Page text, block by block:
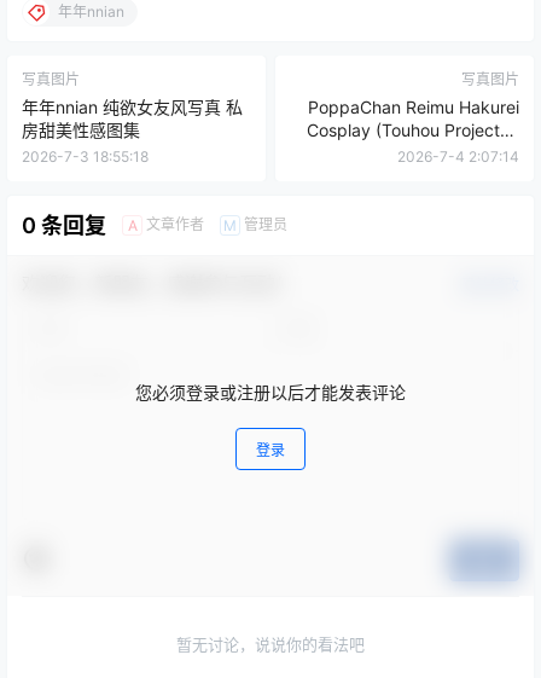
年年nnian
写真图片
年年nnian 纯欲女友风写真 私
房甜美性感图集
2026-7-3 18:55:18
写真图片
PoppaChan Reimu Hakurei
Cosplay (Touhou Project) –
111 Photos 14 Videos 1.13GB
2026-7-4 2:07:14
0 条回复 A 文章作者 M 管理员
您必须登录或注册以后才能发表评论
登录
暂无讨论，说说你的看法吧